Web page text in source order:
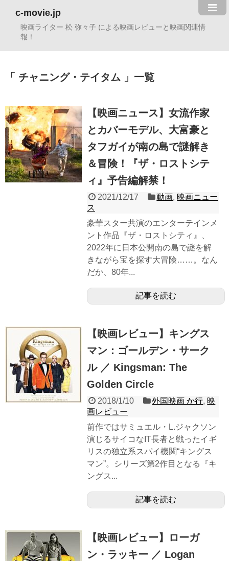
c-movie.jp
映画ライター 松 弥々子 による映画レビューと映画関連情
報！
チャニング・テイタム 一覧
【映画ニュース】女流作家
とカバーモデル、大富豪と
タフガイが南の島で謎解き
＆冒険！『ザ・ロストシテ
ィ』予告編解禁！
2021/12/17 動画, 映画ニュー
ス
豪華スター共演のエンターテインメ
ント作品『ザ・ロストシティ』、
2022年に日本公開南の島で謎を解
きながら宝を探す大冒険……。なん
だか、80年...
記事を読む
【映画レビュー】キングス
マン：ゴールデン・サーク
ル ／ Kingsman: The
Golden Circle
2018/1/10 外国映画 か行, 映
画レビュー
前作ではサミュエル・L.ジャクソン
演じるサイコなIT長者と戦ったイギ
リスの独立系スパイ機関“キングス
マン”。シリーズ第2作目となる『キ
ングス...
記事を読む
【映画レビュー】ローガ
ン・ラッキー ／ Logan